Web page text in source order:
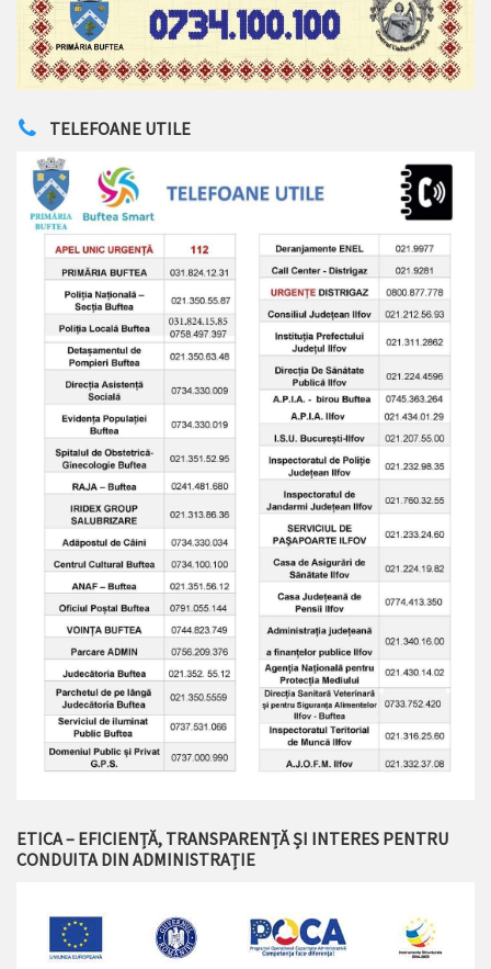
TELEFOANE UTILE
ETICA – EFICIENȚĂ, TRANSPARENȚĂ ȘI INTERES PENTRU
CONDUITA DIN ADMINISTRAȚIE